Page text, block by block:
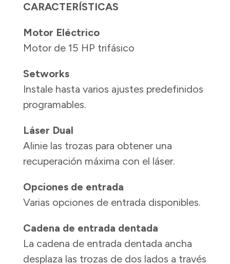
CARACTERÍSTICAS
Motor Eléctrico
Motor de 15 HP trifásico
Setworks
Instale hasta varios ajustes predefinidos
programables.
Láser Dual
Alinie las trozas para obtener una
recuperación máxima con el láser.
Opciones de entrada
Varias opciones de entrada disponibles.
Cadena de entrada dentada
La cadena de entrada dentada ancha
desplaza las trozas de dos lados a través